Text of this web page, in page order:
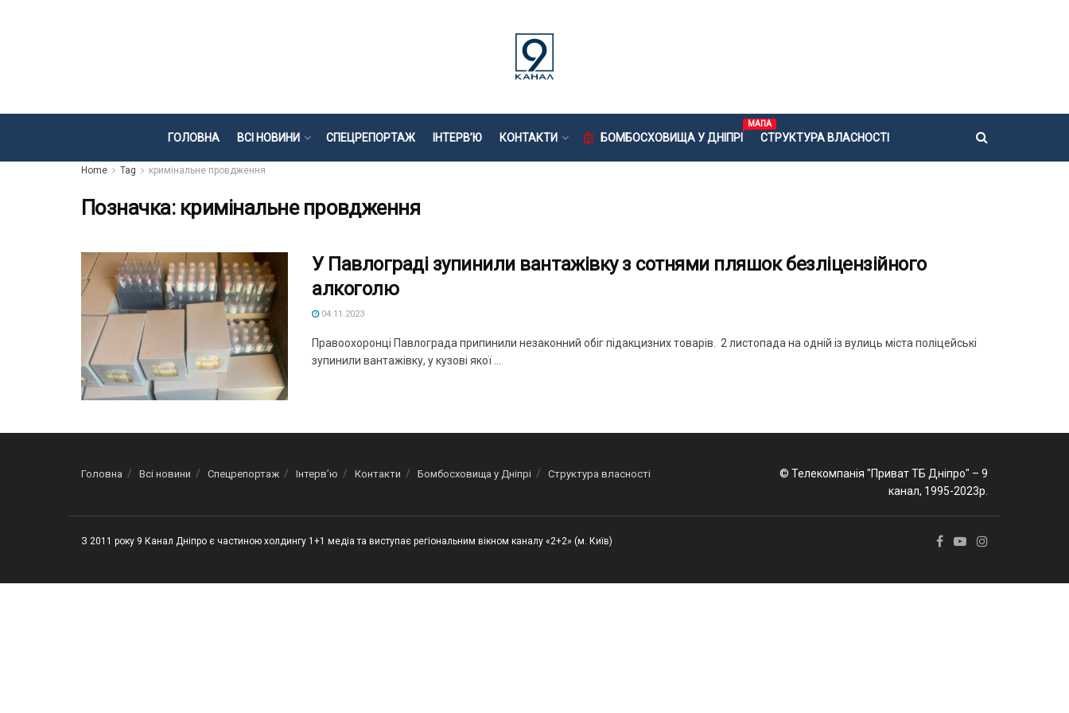
ГОЛОВНА ВСІ НОВИНИ СПЕЦРЕПОРТАЖ ІНТЕРВ’Ю КОНТАКТИ БОМБОСХОВИЩА У ДНІПРІ
МАПА
СТРУКТУРА ВЛАСНОСТІ
Home Tag кримінальне провдження
Позначка: кримінальне провдження
У Павлограді зупинили вантажівку з сотнями пляшок безліцензійного
алкоголю
04.11.2023
Правоохоронці Павлограда припинили незаконний обіг підакцизних товарів. 2 листопада на одній із вулиць міста поліцейські
зупинили вантажівку, у кузові якої ...
Головна Всі новини Спецрепортаж Інтерв’ю Контакти Бомбосховища у Дніпрі Структура власності
© Телекомпанія "Приват ТБ Дніпро" – 9
канал, 1995-2023р.
З 2011 року 9 Канал Дніпро є частиною холдингу 1+1 медіа та виступає регіональним вікном каналу «2+2» (м. Київ)